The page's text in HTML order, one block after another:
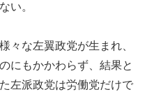
い。
々な左翼政党が生まれ、
にもかかわらず、結果と
左派政党は労働党だけで